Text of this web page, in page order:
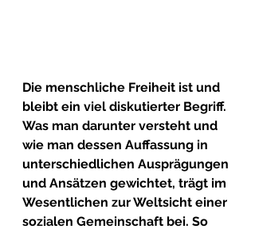
Die menschliche Freiheit ist und
bleibt ein viel diskutierter Begriff.
Was man darunter versteht und
wie man dessen Auffassung in
unterschiedlichen Ausprägungen
und Ansätzen gewichtet, trägt im
Wesentlichen zur Weltsicht einer
sozialen Gemeinschaft bei. So